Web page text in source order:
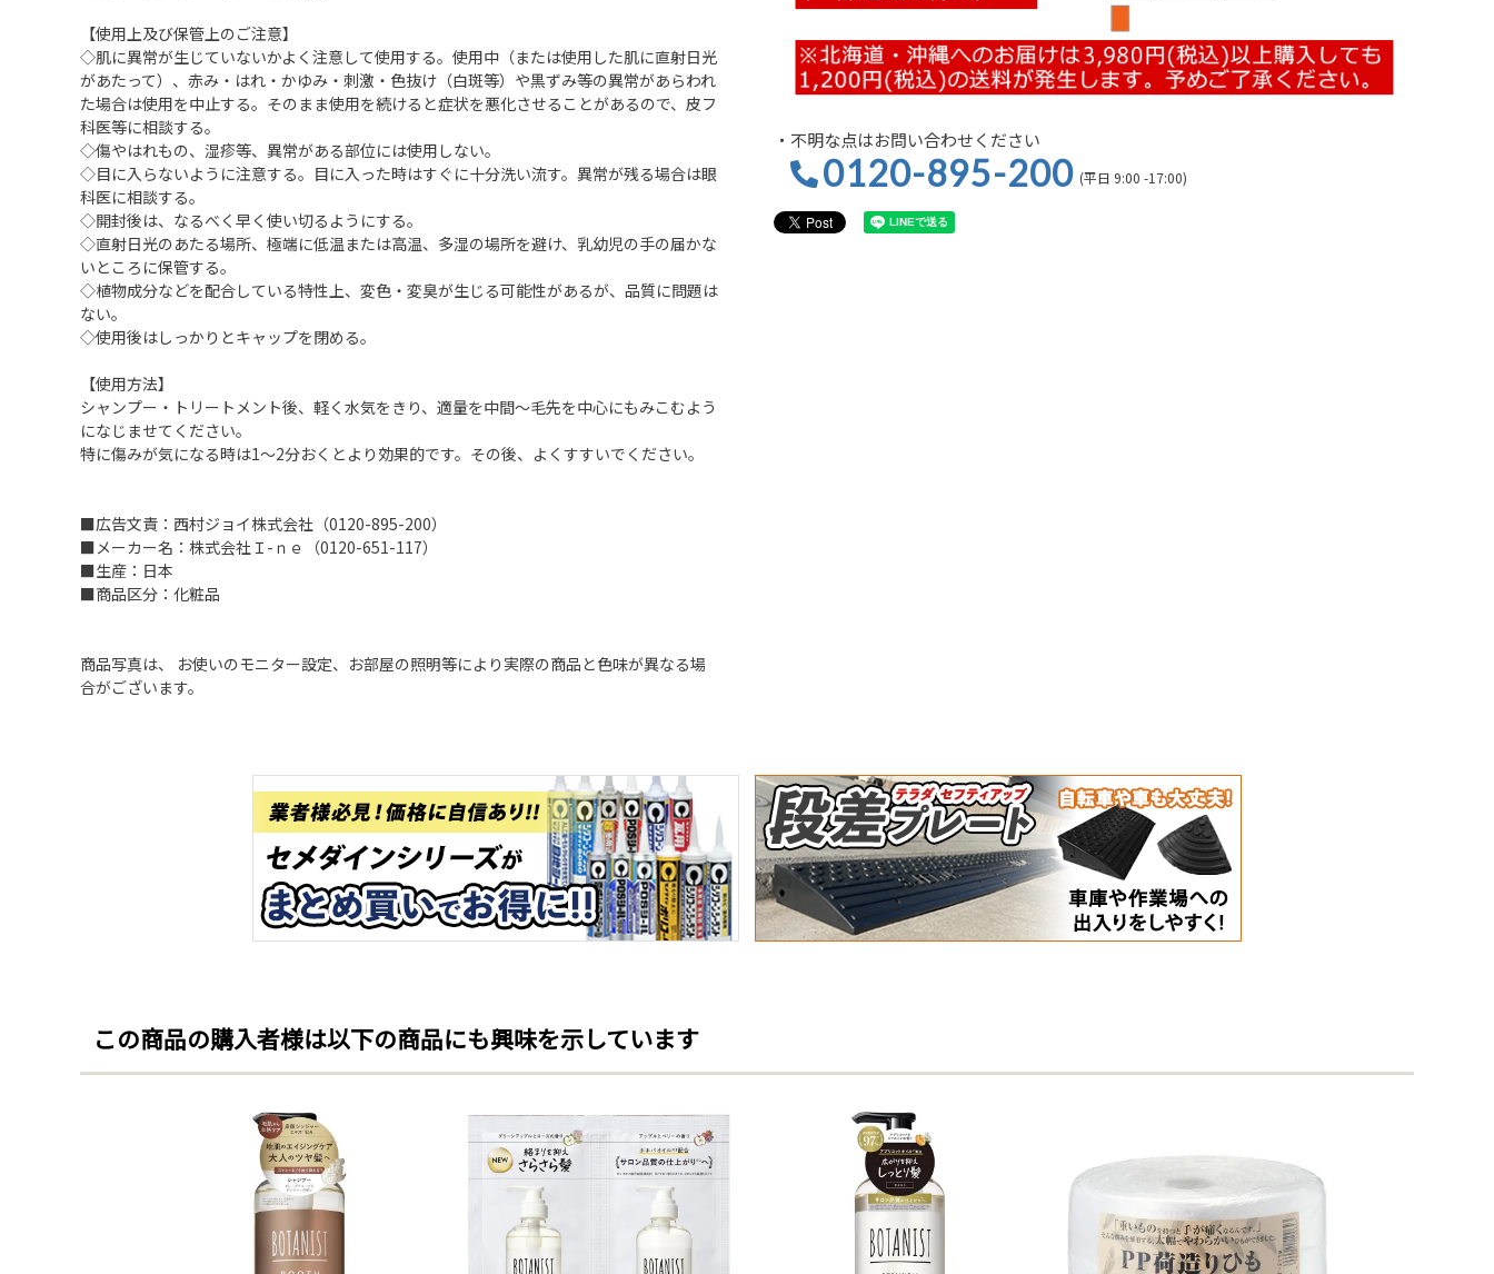
【使用上及び保管上のご注意】
◇肌に異常が生じていないかよく注意して使用する。使用中（または使用した肌に直射日光
があたって）、赤み・はれ・かゆみ・刺激・色抜け（白斑等）や黒ずみ等の異常があらわれ
た場合は使用を中止する。そのまま使用を続けると症状を悪化させることがあるので、皮フ
科医等に相談する。
◇傷やはれもの、湿疹等、異常がある部位には使用しない。
◇目に入らないように注意する。目に入った時はすぐに十分洗い流す。異常が残る場合は眼
科医に相談する。
◇開封後は、なるべく早く使い切るようにする。
◇直射日光のあたる場所、極端に低温または高温、多湿の場所を避け、乳幼児の手の届かな
いところに保管する。
◇植物成分などを配合している特性上、変色・変臭が生じる可能性があるが、品質に問題は
ない。
◇使用後はしっかりとキャップを閉める。
【使用方法】
シャンプー・トリートメント後、軽く水気をきり、適量を中間～毛先を中心にもみこむよう
になじませてください。
特に傷みが気になる時は1～2分おくとより効果的です。その後、よくすすいでください。
■広告文責：西村ジョイ株式会社（0120-895-200）
■メーカー名：株式会社Ｉ-ｎｅ（0120-651-117）
■生産：日本
■商品区分：化粧品
商品写真は、 お使いのモニター設定、お部屋の照明等により実際の商品と色味が異なる場
合がございます。
・不明な点はお問い合わせください
0120-895-200 (平日 9:00 -17:00)
この商品の購入者様は以下の商品にも興味を示しています